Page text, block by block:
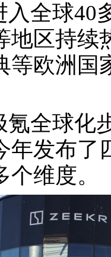
入全球40
地区持续
等欧洲国
氪全球化
年发布了
维度。